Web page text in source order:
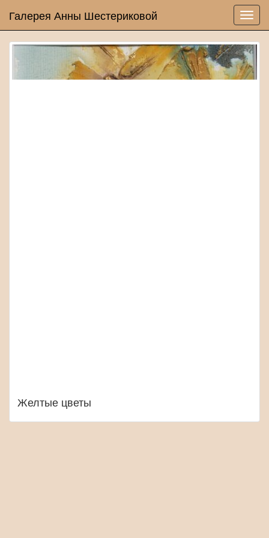
Галерея Анны Шестериковой
Желтые цветы